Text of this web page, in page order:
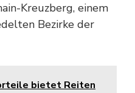
Kreuzberg, einem
Bezirke der
bietet Reiten